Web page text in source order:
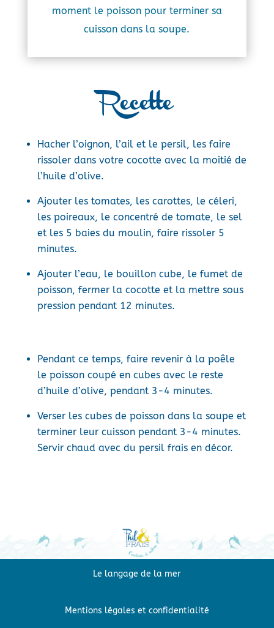
moment le poisson pour terminer sa
cuisson dans la soupe.
Recette
Hacher l’oignon, l’ail et le persil, les faire
rissoler dans votre cocotte avec la moitié de
l’huile d’olive.
Ajouter les tomates, les carottes, le céleri,
les poireaux, le concentré de tomate, le sel
et les 5 baies du moulin, faire rissoler 5
minutes.
Ajouter l’eau, le bouillon cube, le fumet de
poisson, fermer la cocotte et la mettre sous
pression pendant 12 minutes.
Pendant ce temps, faire revenir à la poêle
le poisson coupé en cubes avec le reste
d’huile d’olive, pendant 3-4 minutes.
Verser les cubes de poisson dans la soupe et
terminer leur cuisson pendant 3-4 minutes.
Servir chaud avec du persil frais en décor.
Le langage de la mer
Mentions légales et confidentialité